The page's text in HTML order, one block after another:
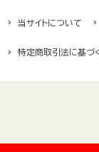
沖縄県産菓子
当サイトについて
特定商取引法に基づ